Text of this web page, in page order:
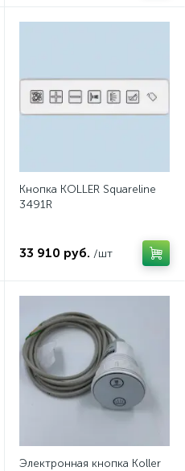
Кнопка KOLLER Squareline
3491R
33 910 руб. /шт
Электронная кнопка Koller